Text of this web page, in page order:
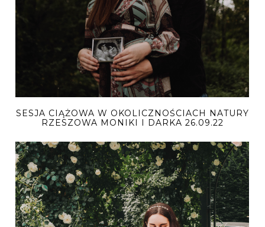
SESJA CIĄŻOWA W OKOLICZNOŚCIACH NATURY
RZESZOWA MONIKI I DARKA 26.09.22